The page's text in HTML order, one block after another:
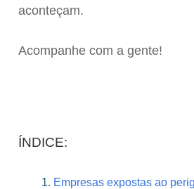
aconteçam.
Acompanhe com a gente!
ÍNDICE:
Empresas expostas ao